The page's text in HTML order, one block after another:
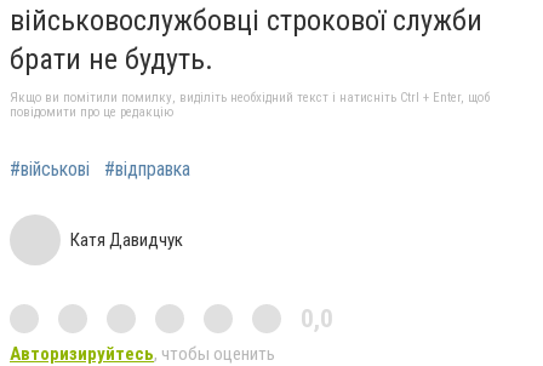
військовослужбовці строкової служби
брати не будуть.
Якщо ви помітили помилку, виділіть необхідний текст і натисніть Ctrl + Enter, щоб
повідомити про це редакцію
#військові #відправка
Катя Давидчук
0,0
Авторизируйтесь, чтобы оценить